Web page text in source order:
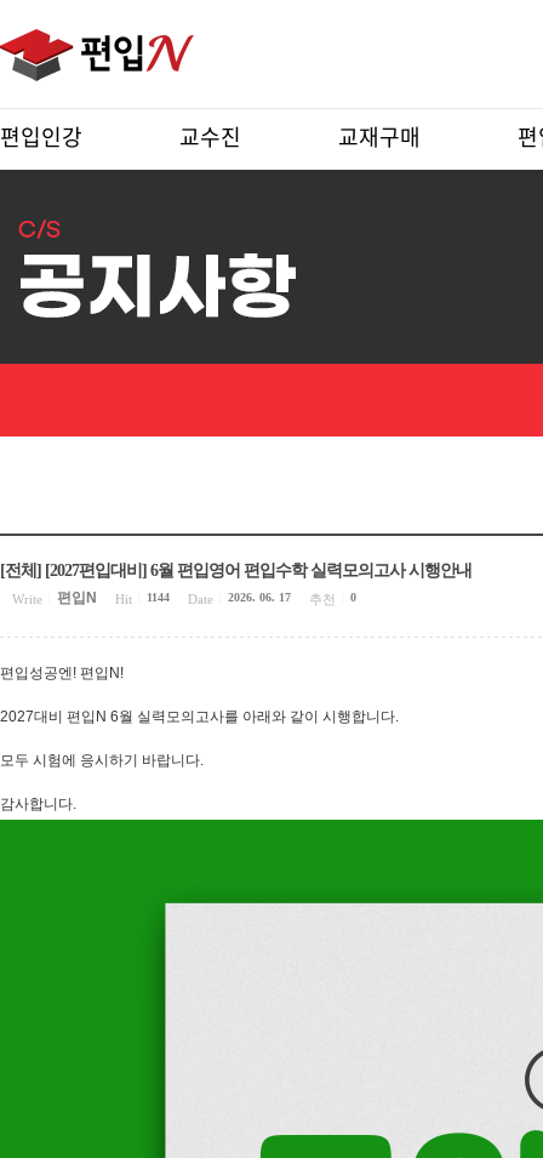
편입인강 교수진 교재구매
[전체] [2027편입대비] 6월 편입영어 편입수학 실력모의고사 시행안내
Write 편입N Hit 1144 Date 2026. 06. 17 추천 0
편입성공엔! 편입N!
2027대비 편입N 6월 실력모의고사를 아래와 같이 시행합니다.
모두 시험에 응시하기 바랍니다.
감사합니다.